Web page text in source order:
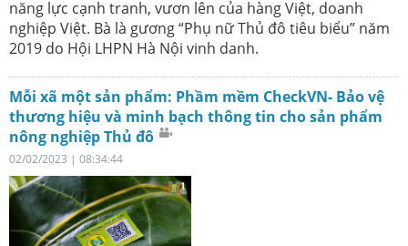
năng lực cạnh tranh, vươn lên của hàng Việt, doanh
nghiệp Việt. Bà là gương “Phụ nữ Thủ đô tiêu biểu” năm
2019 do Hội LHPN Hà Nội vinh danh.
Mỗi xã một sản phẩm: Phầm mềm CheckVN- Bảo vệ
thương hiệu và minh bạch thông tin cho sản phẩm
nông nghiệp Thủ đô
02/02/2023 | 08:34:44